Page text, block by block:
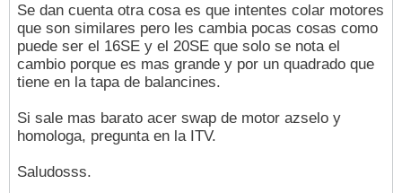
Se dan cuenta otra cosa es que intentes colar motores
que son similares pero les cambia pocas cosas como
puede ser el 16SE y el 20SE que solo se nota el
cambio porque es mas grande y por un quadrado que
tiene en la tapa de balancines.
Si sale mas barato acer swap de motor azselo y
homologa, pregunta en la ITV.
Saludosss.